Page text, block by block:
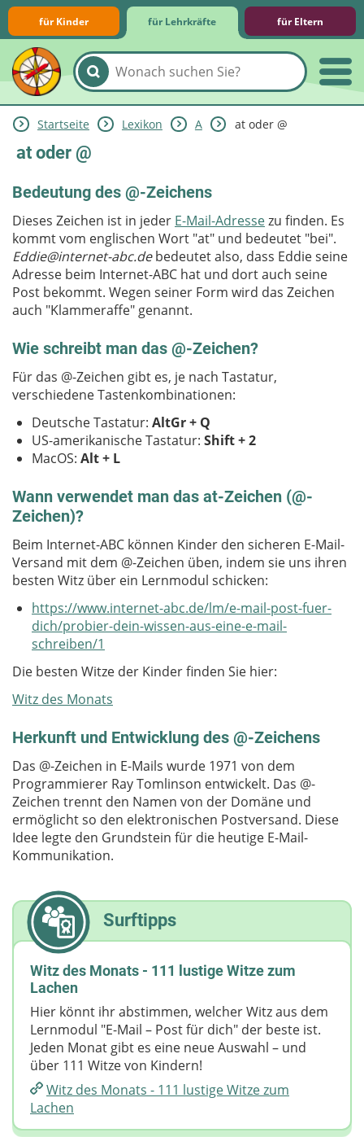
für Kinder für Lehrkräfte für Eltern
Lernmodule
Unterrichts­materialien
Internet-ABC-Schule
Praxishilfen
Aktuelles
Startseite Lexikon A at oder @
at oder @
Bedeutung des @-Zeichens
Dieses Zeichen ist in jeder E-Mail-Adressezu finden. Es
kommt vom englischen Wort "at" und bedeutet "bei".
Eddie@internet-abc.debedeutet also, dass Eddie seine
Adresse beim Internet-ABC hat und dort auch seine
Post bekommt. Wegen seiner Form wird das Zeichen
auch "Klammeraffe" genannt.
Wie schreibt man das @-Zeichen?
Für das @-Zeichen gibt es, je nach Tastatur,
verschiedene Tastenkombinationen:
Deutsche Tastatur: AltGr + Q
US-amerikanische Tastatur: Shift + 2
MacOS: Alt + L
Wann verwendet man das at-Zeichen (@-
Zeichen)?
Beim Internet-ABC können Kinder den sicheren E-Mail-
Versand mit dem @-Zeichen üben, indem sie uns ihren
besten Witz über ein Lernmodul schicken:
https://www.internet-abc.de/lm/e-mail-post-fuer-
dich/probier-dein-wissen-aus-eine-e-mail-
schreiben/1
Die besten Witze der Kinder finden Sie hier:
Witz des Monats
Herkunft und Entwicklung des @-Zeichens
Das @-Zeichen in E-Mails wurde 1971 von dem
Programmierer Ray Tomlinson entwickelt. Das @-
Zeichen trennt den Namen von der Domäne und
ermöglicht so den elektronischen Postversand. Diese
Idee legte den Grundstein für die heutige E-Mail-
Kommunikation.
Surftipps
Witz des Monats - 111 lustige Witze zum
Lachen
Hier könnt ihr abstimmen, welcher Witz aus dem
Lernmodul "E-Mail – Post für dich" der beste ist.
Jeden Monat gibt es eine neue Auswahl – und
über 111 Witze von Kindern!
Witz des Monats - 111 lustige Witze zum
Lachen